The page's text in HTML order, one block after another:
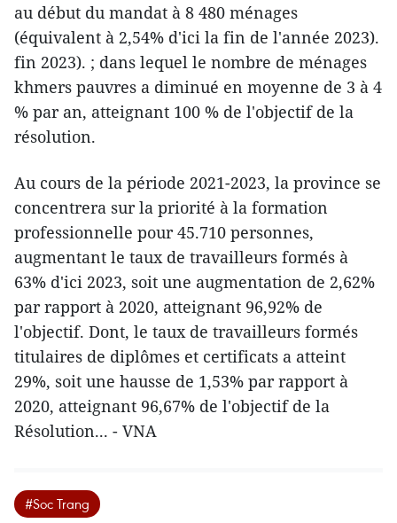
au début du mandat à 8 480 ménages
(équivalent à 2,54% d'ici la fin de l'année 2023).
fin 2023). ; dans lequel le nombre de ménages
khmers pauvres a diminué en moyenne de 3 à 4
% par an, atteignant 100 % de l'objectif de la
résolution.
Au cours de la période 2021-2023, la province se
concentrera sur la priorité à la formation
professionnelle pour 45.710 personnes,
augmentant le taux de travailleurs formés à
63% d'ici 2023, soit une augmentation de 2,62%
par rapport à 2020, atteignant 96,92% de
l'objectif. Dont, le taux de travailleurs formés
titulaires de diplômes et certificats a atteint
29%, soit une hausse de 1,53% par rapport à
2020, atteignant 96,67% de l'objectif de la
Résolution... - VNA
#Soc Trang